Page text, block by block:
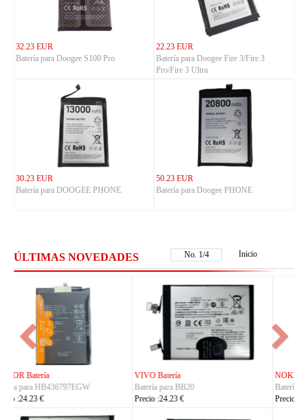
32.23 EUR
Batería para Doogee S100 Pro
22.23 EUR
Batería para Doogee Fire 3/Fire 3
Pro/Fire 3 Ultra
30.23 EUR
Batería para DOOGEE PHONE
50.23 EUR
Batería para Doogee PHONE
ÚLTIMAS NOVEDADES No. 2/4 Inicio
NOKIA Batería
Batería para BL-25AA
Precio :23.23 €
ASUS Batería
Batería para C21P2401
Precio :37.23 €